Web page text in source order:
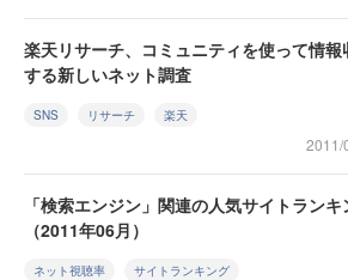
楽天リサーチ、コミュニティを使って情報
する新しいネット調査
SNS リサーチ 楽天
2011/
「検索エンジン」関連の人気サイトランキ
（2011年06月）
ネット視聴率 サイトランキング